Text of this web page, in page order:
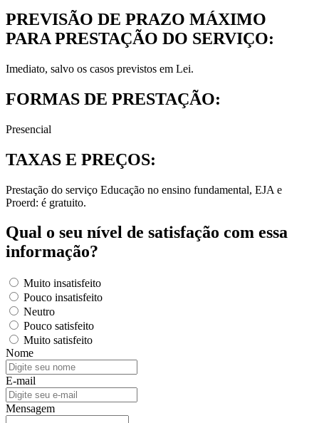
PREVISÃO DE PRAZO MÁXIMO
PARA PRESTAÇÃO DO SERVIÇO:
Imediato, salvo os casos previstos em Lei.
FORMAS DE PRESTAÇÃO:
Presencial
TAXAS E PREÇOS:
Prestação do serviço Educação no ensino fundamental, EJA e
Proerd: é gratuito.
Qual o seu nível de satisfação com essa
informação?
Muito insatisfeito
Pouco insatisfeito
Neutro
Pouco satisfeito
Muito satisfeito
Nome
E-mail
Mensagem